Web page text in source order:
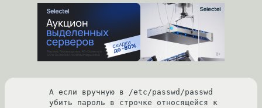
А если вручную в /etc/passwd/passwd
убить пароль в строчке относящейся к